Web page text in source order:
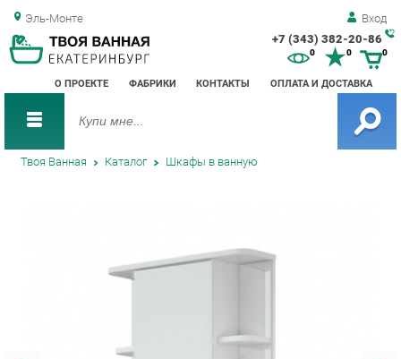
Эль-Монте Вход
+7 (343) 382-20-86
О ПРОЕКТЕ ФАБРИКИ КОНТАКТЫ ОПЛАТА И ДОСТАВКА
0 0
Твоя Ванная Каталог Шкафы в ванную